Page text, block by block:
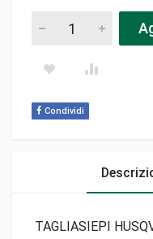
Tagliasiepi husqvarna
Condividi
TAGLIASIEPI